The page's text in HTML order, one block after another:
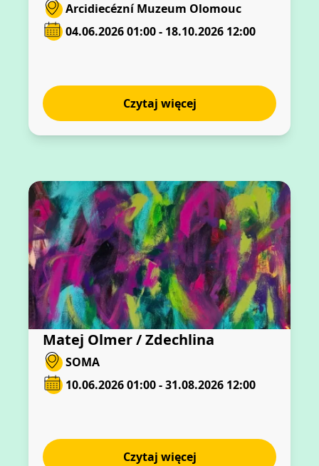
Arcidiecézní Muzeum Olomouc
04.06.2026 01:00 - 18.10.2026 12:00
Czytaj więcej
Matej Olmer / Zdechlina
SOMA
10.06.2026 01:00 - 31.08.2026 12:00
Czytaj więcej